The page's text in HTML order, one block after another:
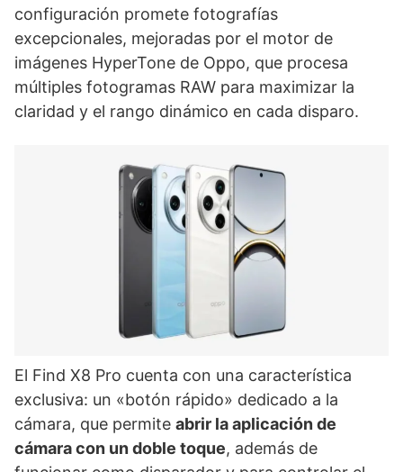
configuración promete fotografías
excepcionales, mejoradas por el motor de
imágenes HyperTone de Oppo, que procesa
múltiples fotogramas RAW para maximizar la
claridad y el rango dinámico en cada disparo.
El Find X8 Pro cuenta con una característica
exclusiva: un «botón rápido» dedicado a la
cámara, que permite abrir la aplicación de
cámara con un doble toque, además de